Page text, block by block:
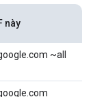
này
~all